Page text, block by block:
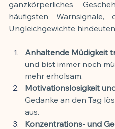
ganzkörperliches
häufigsten Warnsignale,
Ungleichgewichte
Anhaltende Müdigkeit
und bist immer noch
mehr erholsam.
Motivationslosigkeit
Gedanke an den Tag
aus.
Konzentrations- und